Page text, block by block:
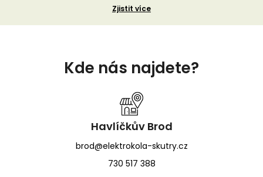
Zjistit více
Kde nás najdete?
Havlíčkův Brod
brod@elektrokola-skutry.cz
730 517 388